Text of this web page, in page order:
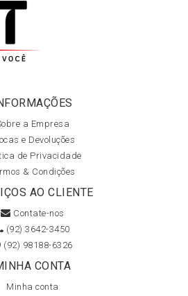
a Empresa
e Devoluções
de Privacidade
& Condições
AO CLIENTE
Contate-nos
(92) 3642-3450
(92) 98188-6326
CONTA
Minha conta